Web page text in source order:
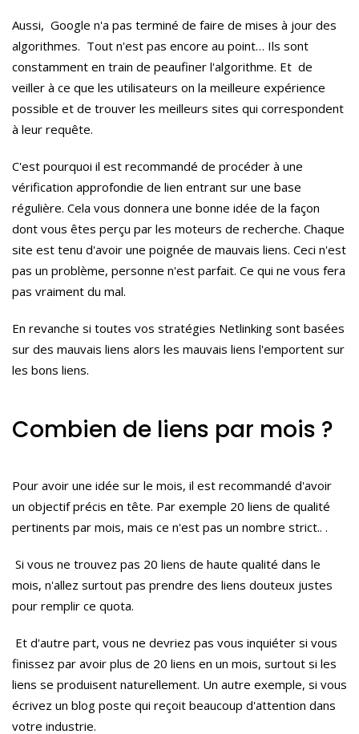
Aussi, Google n'a pas terminé de faire de mises à jour des
algorithmes. Tout n'est pas encore au point… Ils sont
constamment en train de peaufiner l'algorithme. Et de
veiller à ce que les utilisateurs on la meilleure expérience
possible et de trouver les meilleurs sites qui correspondent
à leur requête.
C'est pourquoi il est recommandé de procéder à une
vérification approfondie de lien entrant sur une base
régulière. Cela vous donnera une bonne idée de la façon
dont vous êtes perçu par les moteurs de recherche. Chaque
site est tenu d'avoir une poignée de mauvais liens. Ceci n'est
pas un problème, personne n'est parfait. Ce qui ne vous fera
pas vraiment du mal.
En revanche si toutes vos stratégies Netlinking sont basées
sur des mauvais liens alors les mauvais liens l'emportent sur
les bons liens.
Combien de liens par mois ?
Pour avoir une idée sur le mois, il est recommandé d'avoir
un objectif précis en tête. Par exemple 20 liens de qualité
pertinents par mois, mais ce n'est pas un nombre strict.. .
Si vous ne trouvez pas 20 liens de haute qualité dans le
mois, n'allez surtout pas prendre des liens douteux justes
pour remplir ce quota.
Et d'autre part, vous ne devriez pas vous inquiéter si vous
finissez par avoir plus de 20 liens en un mois, surtout si les
liens se produisent naturellement. Un autre exemple, si vous
écrivez un blog poste qui reçoit beaucoup d'attention dans
votre industrie.